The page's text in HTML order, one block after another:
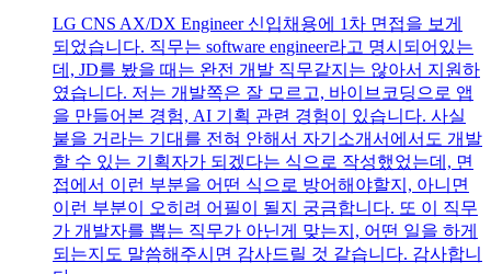
LG CNS AX/DX Engineer 신입채용에 1차 면접을 보게
되었습니다. 직무는 software engineer라고 명시되어있는
데, JD를 봤을 때는 완전 개발 직무같지는 않아서 지원하
였습니다. 저는 개발쪽은 잘 모르고, 바이브코딩으로 앱
을 만들어본 경험, AI 기획 관련 경험이 있습니다. 사실
붙을 거라는 기대를 전혀 안해서 자기소개서에서도 개발
할 수 있는 기획자가 되겠다는 식으로 작성했었는데, 면
접에서 이런 부분을 어떤 식으로 방어해야할지, 아니면
이런 부분이 오히려 어필이 될지 궁금합니다. 또 이 직무
가 개발자를 뽑는 직무가 아닌게 맞는지, 어떤 일을 하게
되는지도 말씀해주시면 감사드릴 것 같습니다. 감사합니